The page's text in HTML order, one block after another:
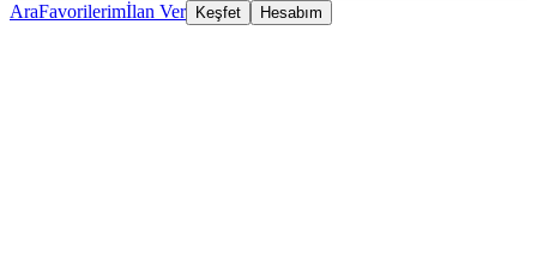
AraFavorilerimİlan Ver Keşfet Hesabım